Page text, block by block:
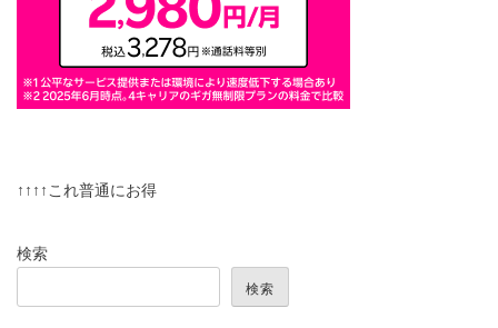
↑↑↑↑これ普通にお得
検索
検索